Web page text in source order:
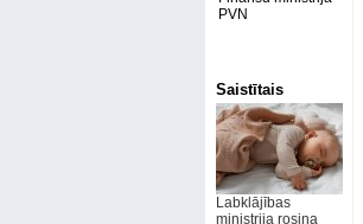
PVN
Saistītais
Labklājības
ministrija rosina